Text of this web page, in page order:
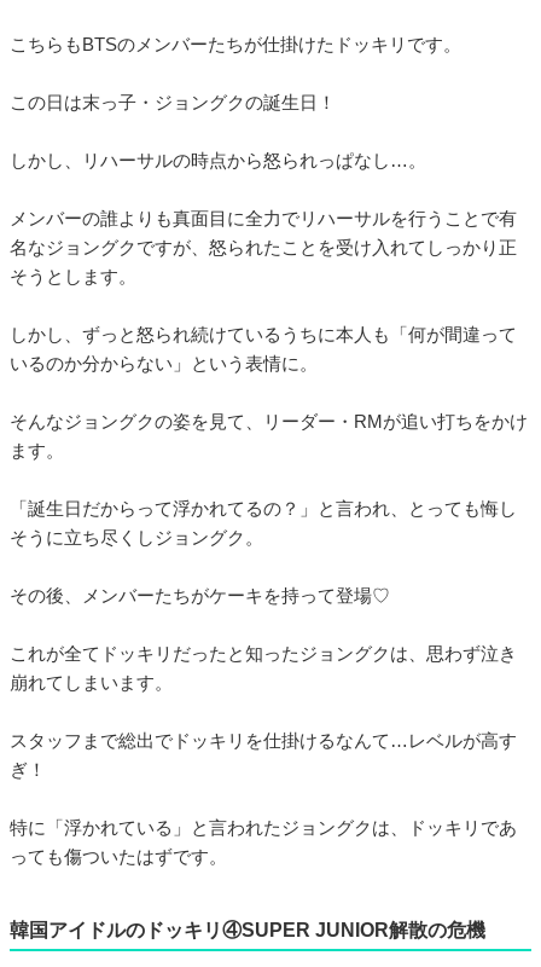
こちらもBTSのメンバーたちが仕掛けたドッキリです。
この日は末っ子・ジョングクの誕生日！
しかし、リハーサルの時点から怒られっぱなし…。
メンバーの誰よりも真面目に全力でリハーサルを行うことで有
名なジョングクですが、怒られたことを受け入れてしっかり正
そうとします。
しかし、ずっと怒られ続けているうちに本人も「何が間違って
いるのか分からない」という表情に。
そんなジョングクの姿を見て、リーダー・RMが追い打ちをかけ
ます。
「誕生日だからって浮かれてるの？」と言われ、とっても悔し
そうに立ち尽くしジョングク。
その後、メンバーたちがケーキを持って登場♡
これが全てドッキリだったと知ったジョングクは、思わず泣き
崩れてしまいます。
スタッフまで総出でドッキリを仕掛けるなんて…レベルが高す
ぎ！
特に「浮かれている」と言われたジョングクは、ドッキリであ
っても傷ついたはずです。
韓国アイドルのドッキリ④SUPER JUNIOR解散の危機